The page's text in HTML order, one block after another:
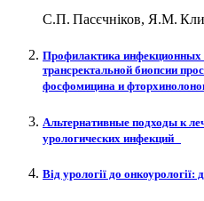
С.П. Пасєчніков, Я.М.
Профилактика инфекционных
трансректальной биопсии
фосфомицина и
Альтернативные подходы к
урологических инфекций
Від урології до онкоурології: